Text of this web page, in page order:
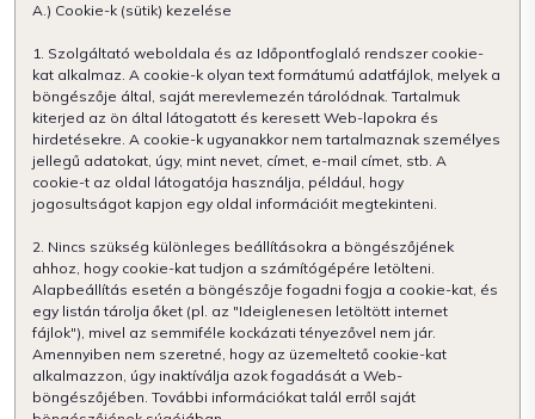
A.) Cookie-k (sütik) kezelése
1. Szolgáltató weboldala és az Időpontfoglaló rendszer cookie-
kat alkalmaz. A cookie-k olyan text formátumú adatfájlok, melyek a
böngészője által, saját merevlemezén tárolódnak. Tartalmuk
kiterjed az ön által látogatott és keresett Web-lapokra és
hirdetésekre. A cookie-k ugyanakkor nem tartalmaznak személyes
jellegű adatokat, úgy, mint nevet, címet, e-mail címet, stb. A
cookie-t az oldal látogatója használja, például, hogy
jogosultságot kapjon egy oldal információit megtekinteni.
2. Nincs szükség különleges beállításokra a böngészőjének
ahhoz, hogy cookie-kat tudjon a számítógépére letölteni.
Alapbeállítás esetén a böngészője fogadni fogja a cookie-kat, és
egy listán tárolja őket (pl. az "Ideiglenesen letöltött internet
fájlok"), mivel az semmiféle kockázati tényezővel nem jár.
Amennyiben nem szeretné, hogy az üzemeltető cookie-kat
alkalmazzon, úgy inaktíválja azok fogadását a Web-
böngészőjében. További információkat talál erről saját